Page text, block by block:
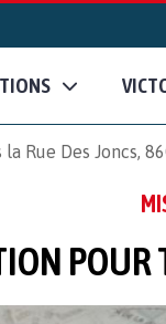
Rue Des Joncs,